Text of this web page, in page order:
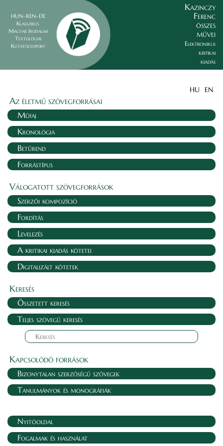
HUN–REN–DE
Klasszikus
Magyar Irodalmi
Textológiai
Kutatócsoport
Kazinczy
Ferenc
összes
művei
Elektronikus
kritikai
kiadás
HU EN
Az életmű szövegforrásai
Műfaj
Kronológia
Betűrend
Forrástípus
Válogatott szövegforrások
Szerzői kompozíció
Fordítás
Levelezés
A kritikai kiadás kötetei
Digitalizált kötetek
Keresés
Összetett keresés
Teljes szövegű keresés
Kapcsolódó források
Bizonytalan szerzőségű szövegek
Tanulmányok és monográfiák
Nyitóoldal
Fogalmak és használat